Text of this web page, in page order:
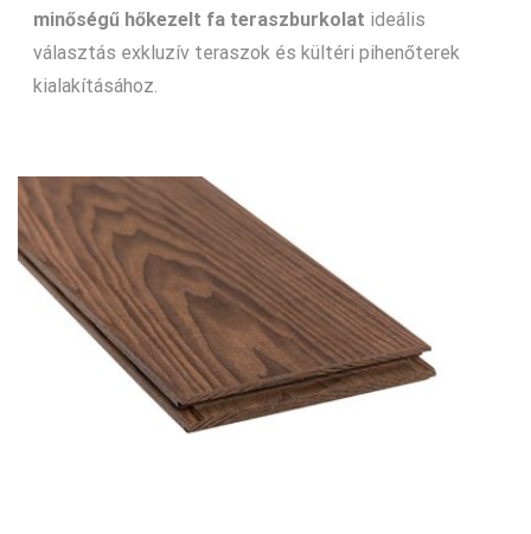
minőségű hőkezelt fa teraszburkolat ideális
választás exkluzív teraszok és kültéri pihenőterek
kialakításához.